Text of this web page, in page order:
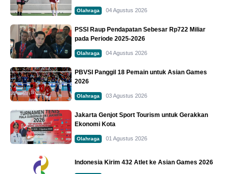
Olahraga 04 Agustus 2026
PSSI Raup Pendapatan Sebesar Rp722 Miliar
pada Periode 2025-2026
Olahraga 04 Agustus 2026
PBVSI Panggil 18 Pemain untuk Asian Games
2026
Olahraga 03 Agustus 2026
Jakarta Genjot Sport Tourism untuk Gerakkan
Ekonomi Kota
Olahraga 01 Agustus 2026
Indonesia Kirim 432 Atlet ke Asian Games 2026